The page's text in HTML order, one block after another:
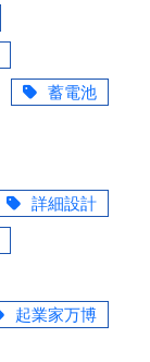
蓄電池
詳細設計
起業家万博